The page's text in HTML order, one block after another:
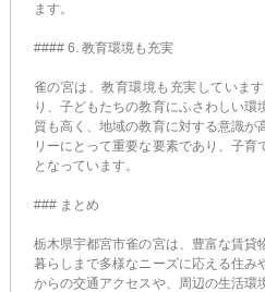
ます。
#### 6. 教育環境も充実
雀の宮は、教育環境も充実していま
り、子どもたちの教育にふさわしい
質も高く、地域の教育に対する意識が
リーにとって重要な要素であり、子
となっています。
### まとめ
栃木県宇都宮市雀の宮は、豊富な賃貸
暮らしまで多様なニーズに応える住み
からの交通アクセスや、周辺の生活環